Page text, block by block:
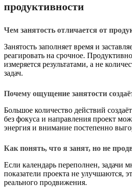
продуктивности
Чем занятость отличается от
Занятость заполняет время и
реагировать на срочное.
измеряется результатами, а не
задач.
Почему ощущение занятости
Большое количество действий
без фокуса и направления проект
энергия и внимание постепенно
Как понять, что я занят, но не
Если календарь переполнен, задачи
показатели проекта не улучшаются,
реального продвижения.